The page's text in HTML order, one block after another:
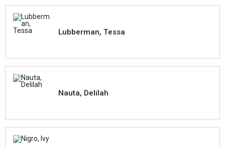
Lubberman, Tessa
Nauta, Delilah